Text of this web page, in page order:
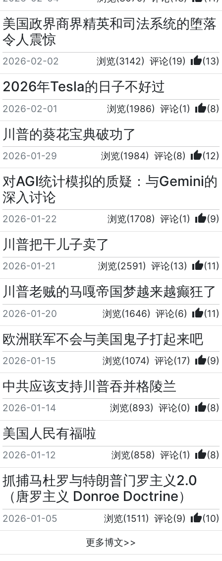
美国政界商界精英和司法系统的堕落
令人震惊
2026-02-02 浏览(3142) 评论(19) thumb_up(13)
2026年Tesla的日子不好过
2026-02-01 浏览(1986) 评论(1) thumb_up(8)
川普的葵花宝典破功了
2026-01-29 浏览(1984) 评论(8) thumb_up(12)
对AGI统计模拟的质疑：与Gemini的
深入讨论
2026-01-22 浏览(1708) 评论(1) thumb_up(9)
川普把干儿子卖了
2026-01-21 浏览(2591) 评论(13) thumb_up(11)
川普老贼的马嘎帝国梦越来越癫狂了
2026-01-20 浏览(1646) 评论(6) thumb_up(11)
欧洲联军不会与美国鬼子打起来吧
2026-01-15 浏览(1074) 评论(17) thumb_up(9)
中共应该支持川普吞并格陵兰
2026-01-14 浏览(893) 评论(0) thumb_up(8)
美国人民有福啦
2026-01-12 浏览(858) 评论(1) thumb_up(8)
抓捕马杜罗与特朗普门罗主义2.0
（唐罗主义 Donroe Doctrine）
2026-01-05 浏览(1511) 评论(9) thumb_up(10)
更多博文>>